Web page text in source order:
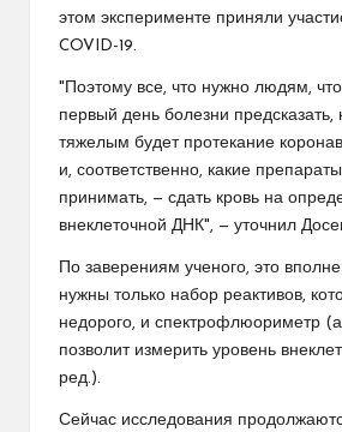
этом эксперименте приняли
COVID-19.
"Поэтому все, что нужно людям,
первый день болезни предсказать,
тяжелым будет протекание
и, соответственно, какие
принимать, — сдать кровь на
внеклеточной ДНК", — уточнил
По заверениям ученого, это
нужны только набор реактивов,
недорого, и спектрофлюориметр
позволит измерить уровень
ред.).
Сейчас исследования